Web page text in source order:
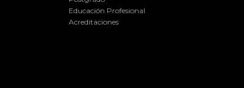
Educación Profesional
Acreditaciones